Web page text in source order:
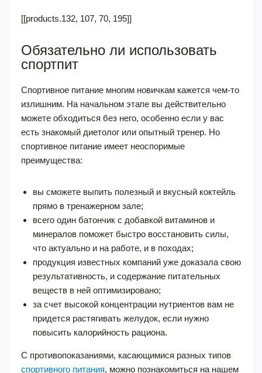
[[products.132, 107, 70, 195]]
Обязательно ли использовать
спортпит
Спортивное питание многим новичкам кажется чем-то
излишним. На начальном этапе вы действительно
можете обходиться без него, особенно если у вас
есть знакомый диетолог или опытный тренер. Но
спортивное питание имеет неоспоримые
преимущества:
вы сможете выпить полезный и вкусный коктейль
прямо в тренажерном зале;
всего один батончик с добавкой витаминов и
минералов поможет быстро восстановить силы,
что актуально и на работе, и в походах;
продукция известных компаний уже доказала свою
результативность, и содержание питательных
веществ в ней оптимизировано;
за счет высокой концентрации нутриентов вам не
придется растягивать желудок, если нужно
повысить калорийность рациона.
С противопоказаниями, касающимися разных типов
спортивного питания, можно познакомиться на нашем